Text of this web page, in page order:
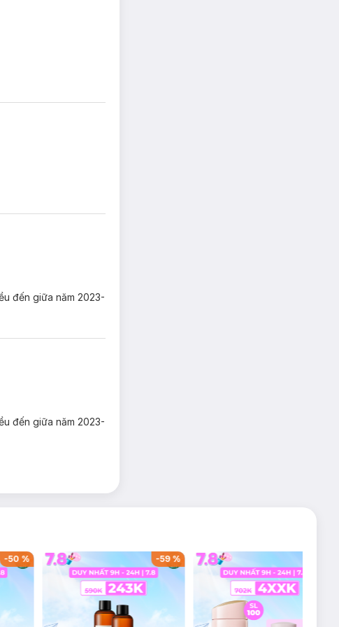
đến giữa năm 2023-
đến giữa năm 2023-
-50 % -59%